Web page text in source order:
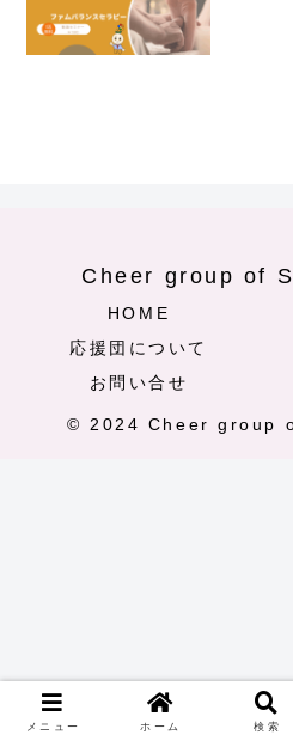
Cheer group of
HOME
応援団について
お問い合せ
© 2024 Cheer group
メニュー ホーム 検索